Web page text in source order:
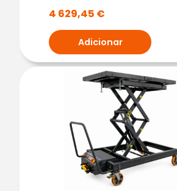
4 629,45 €
Adicionar